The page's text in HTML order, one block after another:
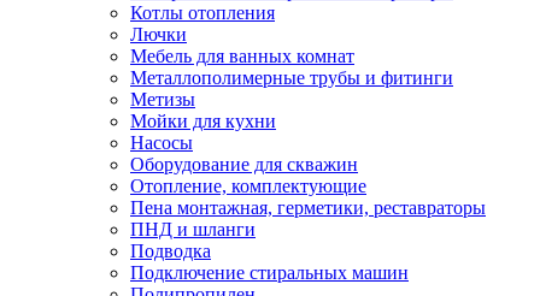
Котлы отопления
Лючки
Мебель для ванных комнат
Металлополимерные трубы и фитинги
Метизы
Мойки для кухни
Насосы
Оборудование для скважин
Отопление, комплектующие
Пена монтажная, герметики, реставраторы
ПНД и шланги
Подводка
Подключение стиральных машин